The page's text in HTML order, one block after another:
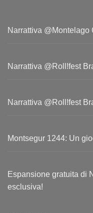
Narrattiva
Narrattiva @Roll!fest
Narrattiva @Roll!fest
Montsegur 1244: Un
Espansione gratuita di
esclusiva!